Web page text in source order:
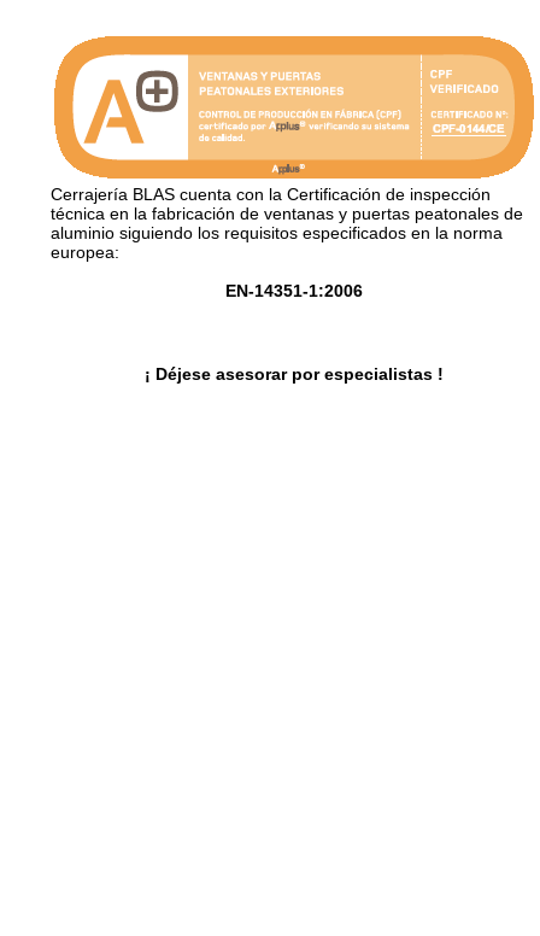
Cerrajería BLAS cuenta con la Certificación de inspección
técnica en la fabricación de ventanas y puertas peatonales de
aluminio siguiendo los requisitos especificados en la norma
europea:
EN-14351-1:2006
¡ Déjese asesorar por especialistas !